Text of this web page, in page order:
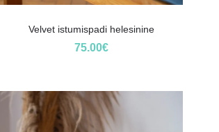
Velvet istumispadi helesinine
75.00€